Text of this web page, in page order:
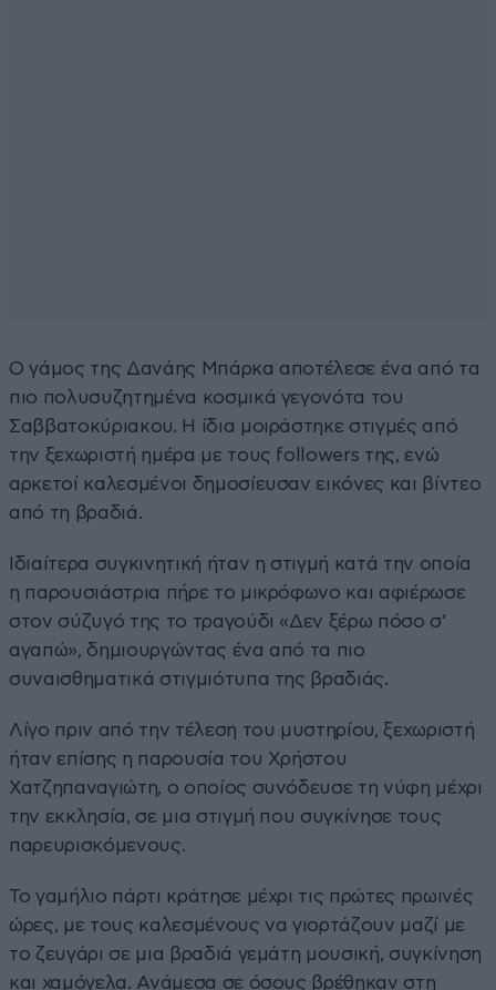
Ο γάμος της Δανάης Μπάρκα αποτέλεσε ένα από τα
πιο πολυσυζητημένα κοσμικά γεγονότα του
Σαββατοκύριακου. Η ίδια μοιράστηκε στιγμές από
την ξεχωριστή ημέρα με τους followers της, ενώ
αρκετοί καλεσμένοι δημοσίευσαν εικόνες και βίντεο
από τη βραδιά.
Ιδιαίτερα συγκινητική ήταν η στιγμή κατά την οποία
η παρουσιάστρια πήρε το μικρόφωνο και αφιέρωσε
στον σύζυγό της το τραγούδι «Δεν ξέρω πόσο σ’
αγαπώ», δημιουργώντας ένα από τα πιο
συναισθηματικά στιγμιότυπα της βραδιάς.
Λίγο πριν από την τέλεση του μυστηρίου, ξεχωριστή
ήταν επίσης η παρουσία του Χρήστου
Χατζηπαναγιώτη, ο οποίος συνόδευσε τη νύφη μέχρι
την εκκλησία, σε μια στιγμή που συγκίνησε τους
παρευρισκόμενους.
Το γαμήλιο πάρτι κράτησε μέχρι τις πρώτες πρωινές
ώρες, με τους καλεσμένους να γιορτάζουν μαζί με
το ζευγάρι σε μια βραδιά γεμάτη μουσική, συγκίνηση
και χαμόγελα. Ανάμεσα σε όσους βρέθηκαν στη